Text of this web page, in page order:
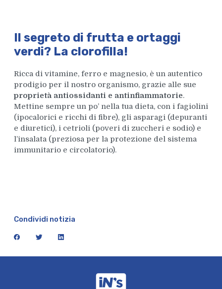
Il segreto di frutta e ortaggi
verdi? La clorofilla!
Ricca di vitamine, ferro e magnesio, è un autentico
prodigio per il nostro organismo, grazie alle sue
proprietà antiossidanti e antinfiammatorie.
Mettine sempre un po’ nella tua dieta, con i fagiolini
(ipocalorici e ricchi di fibre), gli asparagi (depuranti
e diuretici), i cetrioli (poveri di zuccheri e sodio) e
l’insalata (preziosa per la protezione del sistema
immunitario e circolatorio).
Condividi notizia
facebook twitter linkedin